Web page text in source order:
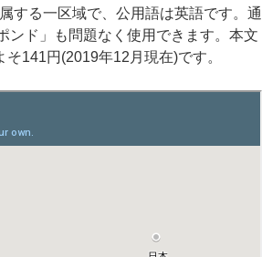
する一区域で、公用語は英語です。通
ンド」も問題なく使用できます。本文
141円(2019年12月現在)です。